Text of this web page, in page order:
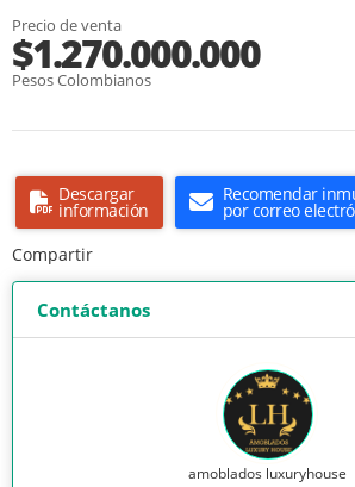
Precio de venta
$1.270.000.000
Pesos Colombianos
Descargar
información
Recomendar
por correo
Compartir
Contáctanos
amoblados luxuryhouse